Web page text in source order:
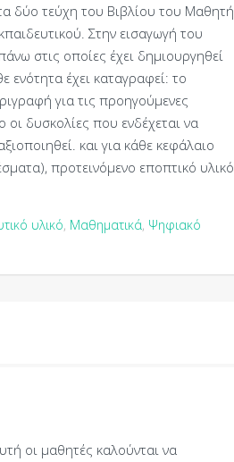
δύο τεύχη του Βιβλίου του Μαθητή
Στην εισαγωγή του
στις οποίες έχει δημιουργηθεί
ενότητα έχει καταγραφεί: το
για τις προηγούμενες
δυσκολίες που ενδέχεται να
και για κάθε κεφάλαιο
προτεινόμενο εποπτικό υλικό
υλικό, Μαθηματικά, Ψηφιακό
οι μαθητές καλούνται να